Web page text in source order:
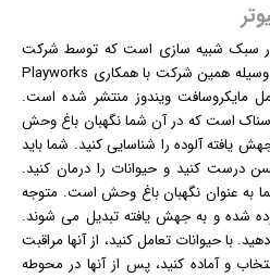
سبک شبیه سازی است که توسط شرکت
Clapperheads توسعه یافته و به وسیله همین شرکت با همکاری Playworks
ویندوز منتشر شده است.
است که در آن شما نگهبان باغ وحش
یافته آلوده را شناسایی کنید. شما باید
درست کنید و حیوانات را درمان کنید.
به عنوان نگهبان باغ وحش است. متوجه
شده و به جهش یافته تبدیل می شوند.
با حیوانات تعامل کنید، از آنها مراقبت
و آماده کنید، پس از آنها در محوطه